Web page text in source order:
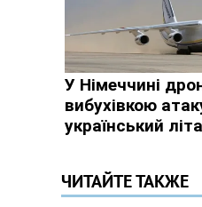
ЧИТАЙТЕ ТАКЖЕ